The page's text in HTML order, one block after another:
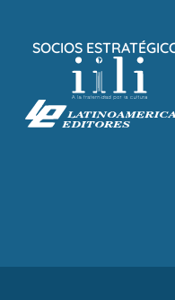
SOCIOS